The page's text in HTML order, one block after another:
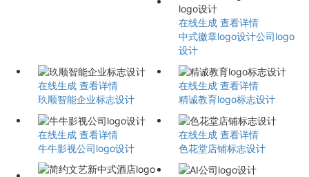
在线生成 查看详情
中式徽章logo设计公司logo
设计
在线生成 查看详情
玖顺智能企业标志设计
在线生成 查看详情
精诚教育logo标志设计
在线生成 查看详情
牛牛影视公司logo设计
在线生成 查看详情
色花堂店铺标志设计